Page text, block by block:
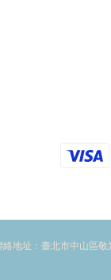
地址：臺北市中山區